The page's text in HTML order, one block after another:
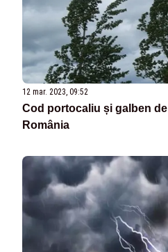
12 mar. 2023, 09:52
Cod portocaliu și galben
România